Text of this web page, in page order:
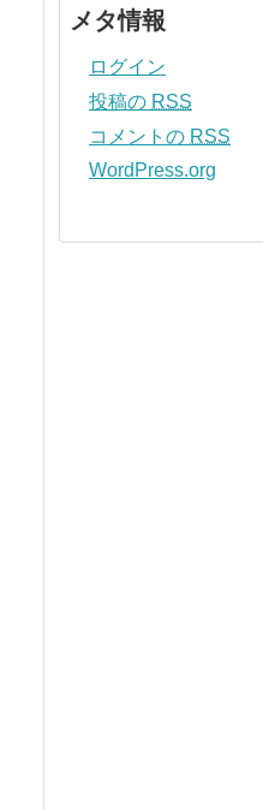
メタ情報
ログイン
投稿の RSS
コメントの RSS
WordPress.org